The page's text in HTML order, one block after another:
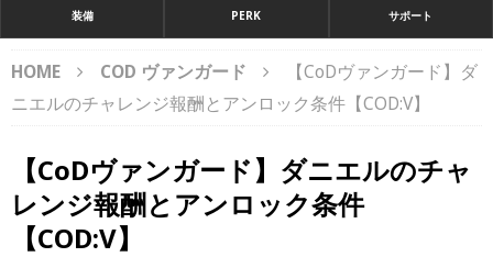
装備 PERK サポート
HOME COD ヴァンガード
【CoDヴァンガード】ダ
ニエルのチャレンジ報酬とアンロック条件【COD:V】
【CoDヴァンガード】ダニエルのチャ
レンジ報酬とアンロック条件
【COD:V】